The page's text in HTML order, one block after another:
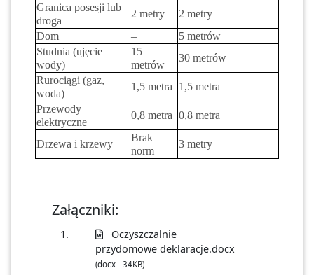
Granica posesji lub
droga
2 metry
2 metry
Dom
–
5 metrów
Studnia (ujęcie
wody)
15
metrów
30 metrów
Rurociągi (gaz,
woda)
1,5 metra
1,5 metra
Przewody
elektryczne
0,8 metra 0,8 metra
Drzewa i krzewy
Brak
norm
3 metry
Załączniki:
1.
Oczyszczalnie
przydomowe deklaracje.docx
(docx - 34KB)